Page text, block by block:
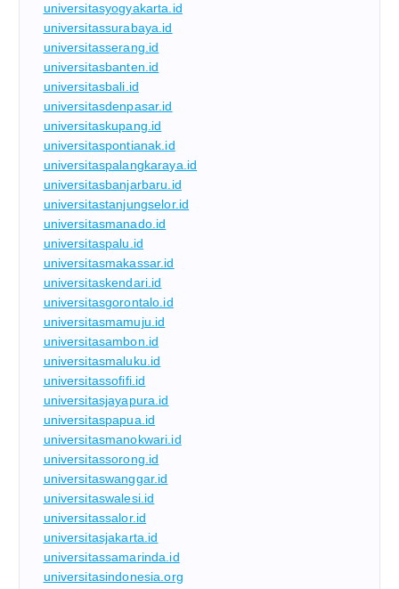
universitasyogyakarta.id
universitassurabaya.id
universitasserang.id
universitasbanten.id
universitasbali.id
universitasdenpasar.id
universitaskupang.id
universitaspontianak.id
universitaspalangkaraya.id
universitasbanjarbaru.id
universitastanjungselor.id
universitasmanado.id
universitaspalu.id
universitasmakassar.id
universitaskendari.id
universitasgorontalo.id
universitasmamuju.id
universitasambon.id
universitasmaluku.id
universitassofifi.id
universitasjayapura.id
universitaspapua.id
universitasmanokwari.id
universitassorong.id
universitaswanggar.id
universitaswalesi.id
universitassalor.id
universitasjakarta.id
universitassamarinda.id
universitasindonesia.org